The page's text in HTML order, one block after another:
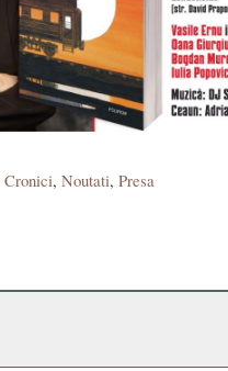
Cronici, Noutati, Presa